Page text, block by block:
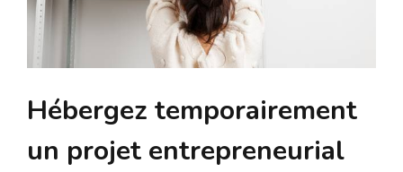
Hébergez temporairement
un projet entrepreneurial